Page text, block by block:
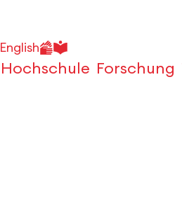
English
Hochschule Forschung